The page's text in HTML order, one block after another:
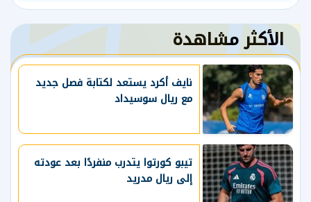
الأكثر مشاهدة
نايف أكرد يستعد لكتابة فصل جديد
مع ريال سوسيداد
تيبو كورتوا يتدرب منفردًا بعد عودته
إلى ريال مدريد